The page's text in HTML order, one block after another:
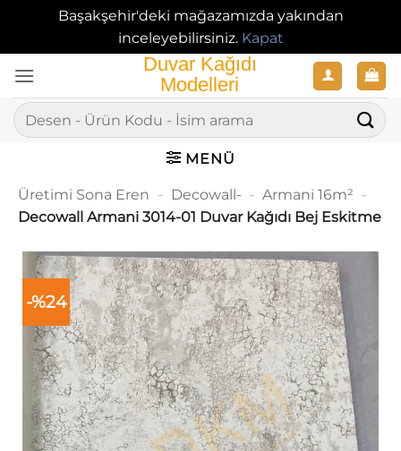
Başakşehir'deki mağazamızda yakından
inceleyebilirsiniz. Kapat
atla
Ara:
MENÜ
Üretimi Sona Eren - Decowall- - Armani 16m² -
Decowall Armani 3014-01 Duvar Kağıdı Bej Eskitme
-%24